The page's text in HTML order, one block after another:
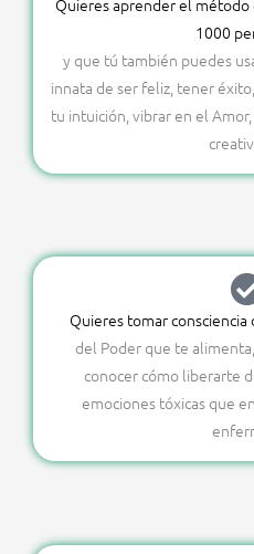
1000
y que tú también puedes
innata de ser feliz, tener
tu intuición, vibrar en el
Quieres tomar
del Poder que te
conocer cómo liberarte
emociones tóxicas que